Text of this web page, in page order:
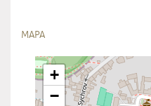
MAPA
+
−